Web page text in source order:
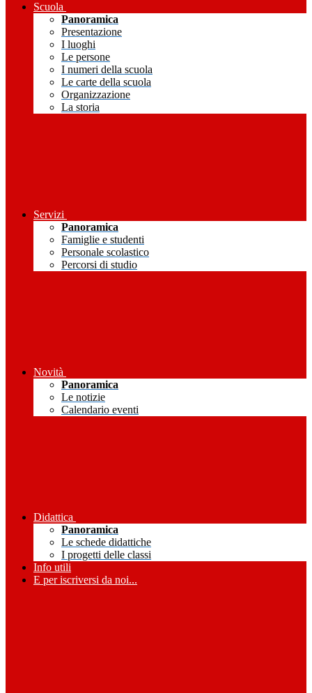
Scuola
Panoramica
Presentazione
I luoghi
Le persone
I numeri della scuola
Le carte della scuola
Organizzazione
La storia
Servizi
Panoramica
Famiglie e studenti
Personale scolastico
Percorsi di studio
Novità
Panoramica
Le notizie
Calendario eventi
Didattica
Panoramica
Le schede didattiche
I progetti delle classi
Info utili
E per iscriversi da noi...